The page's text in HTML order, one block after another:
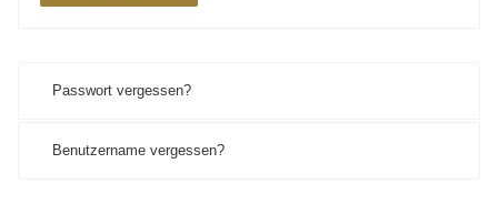
Passwort vergessen?
Benutzername vergessen?